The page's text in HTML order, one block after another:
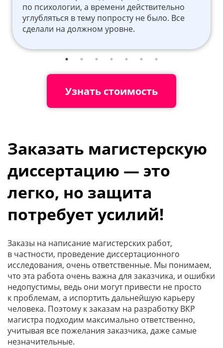
по психологии, а времени действительно
углубляться в тему попросту не было. Все
сделали на должном уровне.
Узнать стоимость
Заказать магистерскую
диссертацию — это
легко, но защита
потребует усилий!
Заказы на написание магистерских работ,
в частности, проведение диссертационного
исследования, очень ответственные. Мы понимаем,
что эта работа очень важна для заказчика, и ошибки
недопустимы, ведь они могут привести не просто
к проблемам, а испортить дальнейшую карьеру
человека. Поэтому к заказам на разработку ВКР
магистра подходим максимально ответственно,
учитывая все пожелания заказчика, даже самые
незначительные.